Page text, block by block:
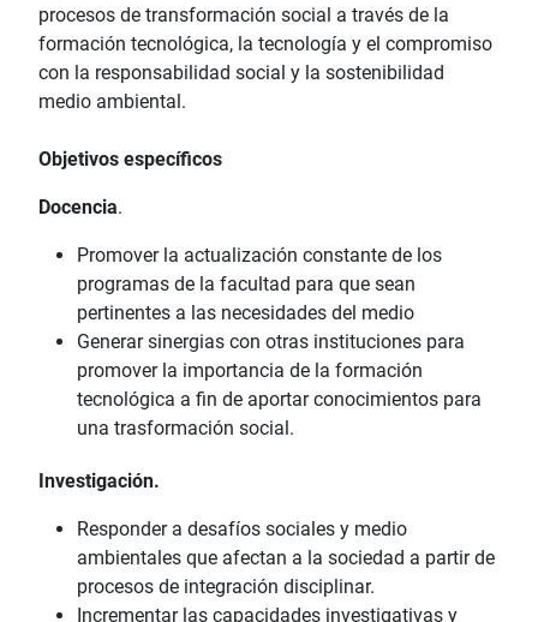
procesos de transformación social a través de la
formación tecnológica, la tecnología y el compromiso
con la responsabilidad social y la sostenibilidad
medio ambiental.
Objetivos específicos
Docencia.
Promover la actualización constante de los
programas de la facultad para que sean
pertinentes a las necesidades del medio
Generar sinergias con otras instituciones para
promover la importancia de la formación
tecnológica a fin de aportar conocimientos para
una trasformación social.
Investigación.
Responder a desafíos sociales y medio
ambientales que afectan a la sociedad a partir de
procesos de integración disciplinar.
Incrementar las capacidades investigativas y